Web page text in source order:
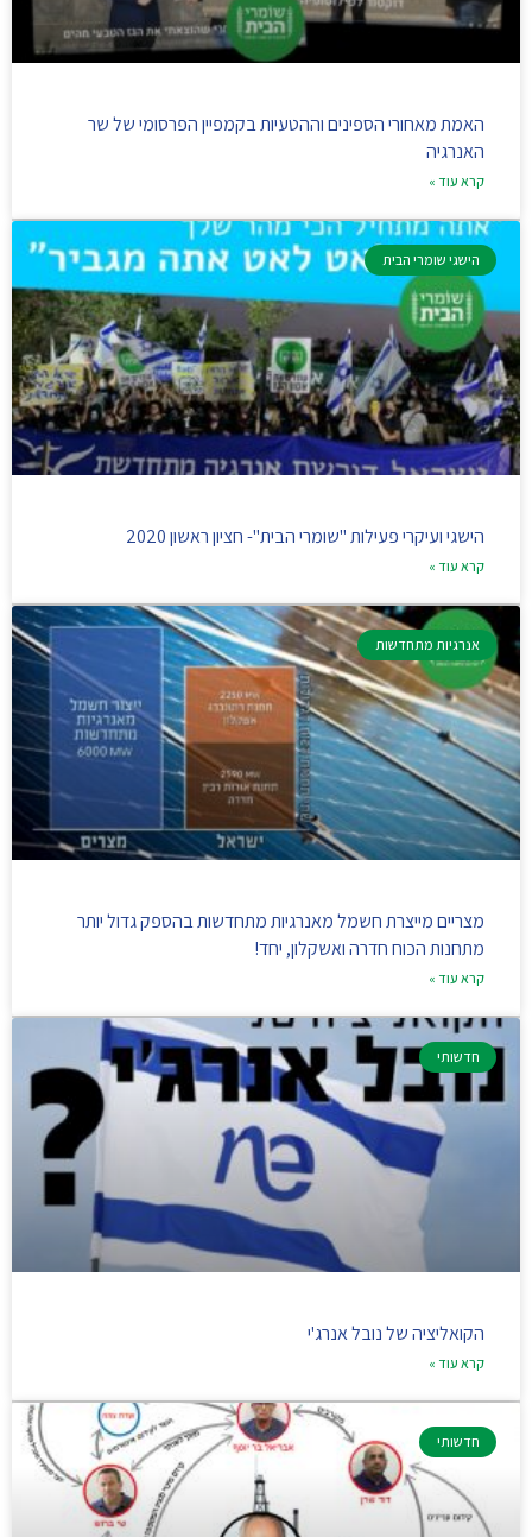
האמת מאחורי הספינים וההטעיות בקמפיין הפרסומי של שר
האנרגיה
קרא עוד »
הישגי שומרי הבית
הישגי ועיקרי פעילות "שומרי הבית"- חציון ראשון 2020
קרא עוד »
אנרגיות מתחדשות
מצריים מייצרת חשמל מאנרגיות מתחדשות בהספק גדול יותר
מתחנות הכוח חדרה ואשקלון, יחד!
קרא עוד »
חדשותי
הקואליציה של נובל אנרג'י
קרא עוד »
חדשותי